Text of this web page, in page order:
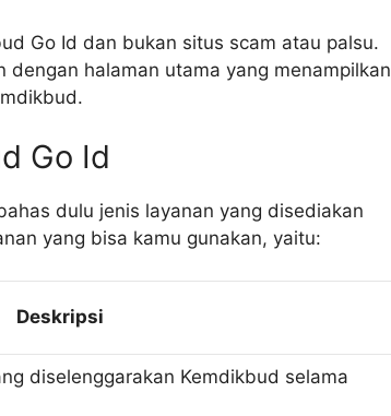
Go Id dan bukan situs scam atau palsu.
halaman utama yang menampilkan
Go Id
dulu jenis layanan yang disediakan
yang bisa kamu gunakan, yaitu:
Deskripsi
diselenggarakan Kemdikbud selama